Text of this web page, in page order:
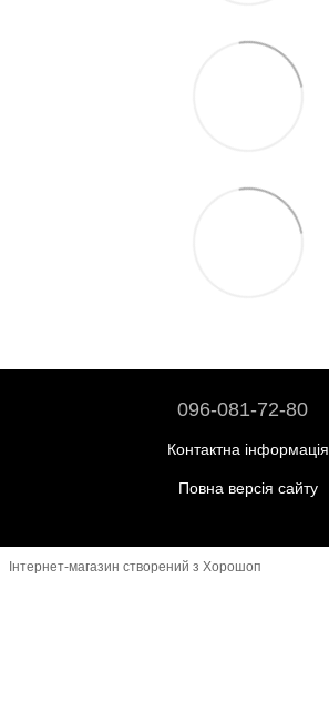
096-081-72-80
Контактна інформація
Повна версія сайту
Інтернет-магазин створений з Хорошоп